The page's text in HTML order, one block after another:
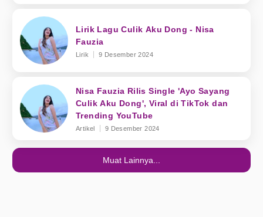
Lirik Lagu Culik Aku Dong - Nisa
Fauzia
Lirik 9 Desember 2024
Nisa Fauzia Rilis Single 'Ayo Sayang
Culik Aku Dong', Viral di TikTok dan
Trending YouTube
Artikel 9 Desember 2024
Muat Lainnya...